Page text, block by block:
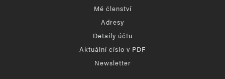
Mé členství
Adresy
Detaily účtu
Aktuální číslo v PDF
Newsletter